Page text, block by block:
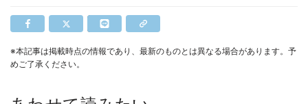
※本記事は掲載時点の情報であり、最新のものとは異なる場合があります。予
めご了承ください。